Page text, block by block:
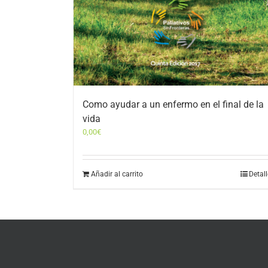
Como ayudar a un enfermo en el final de la
vida
0,00€
Añadir al carrito